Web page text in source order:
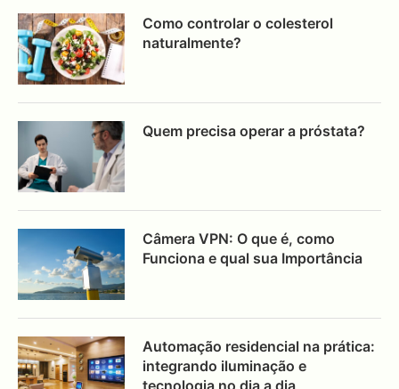
Como controlar o colesterol
naturalmente?
Quem precisa operar a próstata?
Câmera VPN: O que é, como
Funciona e qual sua Importância
Automação residencial na prática:
integrando iluminação e
tecnologia no dia a dia